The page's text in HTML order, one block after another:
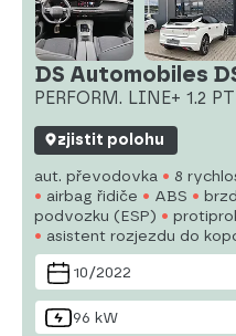
DS Automobiles
PERFORM. LINE+ 1.2
zjistit polohu
aut. převodovka 8
airbag řidiče
ABS
podvozku (ESP)
asistent rozjezdu do
pruhu
hlídání mrtvého
aut. zabrzdění v kopci
klimatizace
10/2022
96 kW